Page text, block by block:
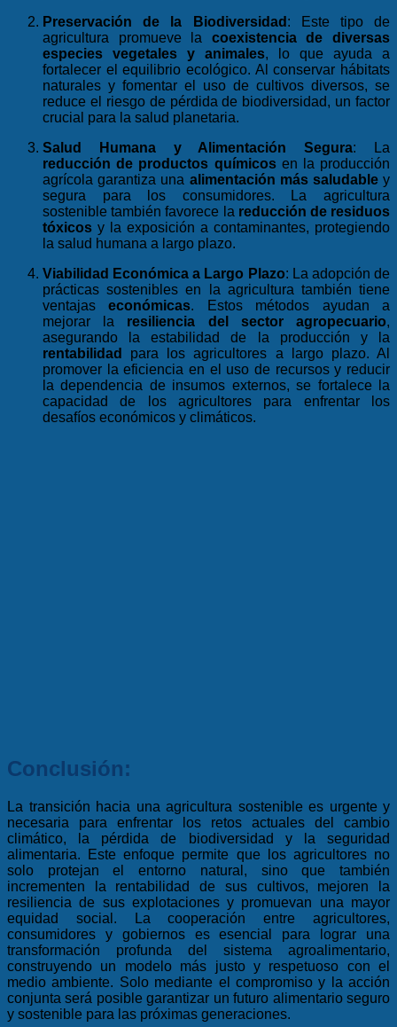
Preservación de la Biodiversidad :
Este tipo de
agricultura promueve la coexistencia de diversas
especies vegetales y animales, lo que ayuda a
fortalecer el equilibrio ecológico. Al conservar hábitats
naturales y fomentar el uso de cultivos diversos, se
reduce el riesgo de pérdida de biodiversidad, un factor
crucial para la salud planetaria.
Salud Humana y Alimentación Segura:
La
reducción de productos químicosen la producción
agrícola garantiza una alimentación más saludabley
segura para los consumidores. La agricultura
sostenible también favorece la reducción de residuos
tóxicos y la exposición a contaminantes, protegiendo
la salud humana a largo plazo.
Viabilidad Económica a Largo Plazo: La adopción de
prácticas sostenibles en la agricultura también tiene
ventajaseconómicas. Estos métodos ayudan a
mejorar la resiliencia del sector agropecuario,
asegurando la estabilidad de la producción y la
rentabilidad
para los agricultores a largo plazo. Al
promover la eficiencia en el uso de recursos y reducir
la dependencia de insumos externos, se fortalece la
capacidad de los agricultores para enfrentar los
desafíos económicos y climáticos.
Conclusión:
La transición hacia una agricultura sostenible es urgente y
necesaria para enfrentar los retos actuales del cambio
climático, la pérdida de biodiversidad y la seguridad
alimentaria. Este enfoque permite que los agricultores no
solo protejan el entorno natural, sino que también
incrementen la rentabilidad de sus cultivos, mejoren la
resiliencia de sus explotaciones y promuevan una mayor
equidad social. La cooperación entre agricultores,
consumidores y gobiernos es esencial para lograr una
transformación profunda del sistema agroalimentario,
construyendo un modelo más justo y respetuoso con el
medio ambiente. Solo mediante el compromiso y la acción
conjunta será posible garantizar un futuro alimentario seguro
y sostenible para las próximas generaciones.